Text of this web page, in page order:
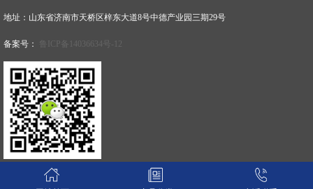
地址：山东省济南市天桥区梓东大道8号中德产业园三期29号
备案号： 鲁ICP备14036634号-12